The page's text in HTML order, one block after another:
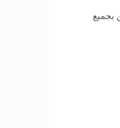
والميادين بجميع